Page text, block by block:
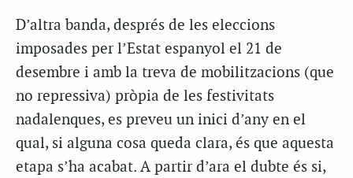
D’altra banda, després de les eleccions
imposades per l’Estat espanyol el 21 de
desembre i amb la treva de mobilitzacions (que
no repressiva) pròpia de les festivitats
nadalenques, es preveu un inici d’any en el
qual, si alguna cosa queda clara, és que aquesta
etapa s’ha acabat. A partir d’ara el dubte és si,